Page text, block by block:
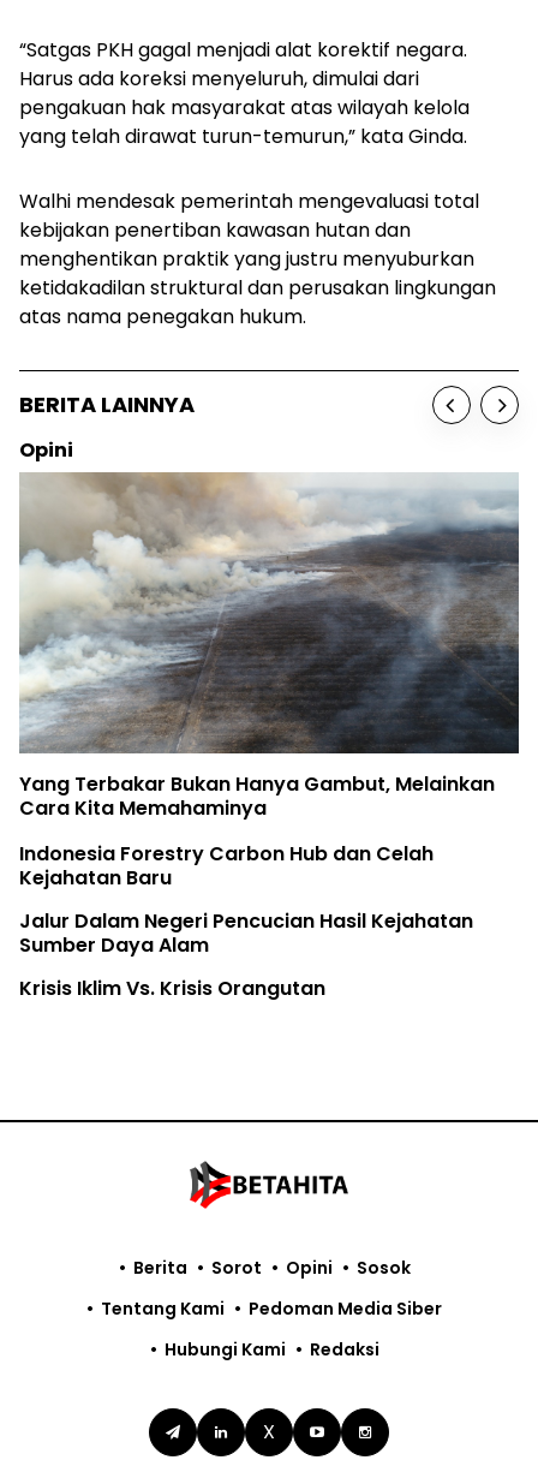
“Satgas PKH gagal menjadi alat korektif negara.
Harus ada koreksi menyeluruh, dimulai dari
pengakuan hak masyarakat atas wilayah kelola
yang telah dirawat turun-temurun,” kata Ginda.
Walhi mendesak pemerintah mengevaluasi total
kebijakan penertiban kawasan hutan dan
menghentikan praktik yang justru menyuburkan
ketidakadilan struktural dan perusakan lingkungan
atas nama penegakan hukum.
BERITA LAINNYA
Opini
Yang Terbakar Bukan Hanya Gambut, Melainkan
Cara Kita Memahaminya
Indonesia Forestry Carbon Hub dan Celah
Kejahatan Baru
Jalur Dalam Negeri Pencucian Hasil Kejahatan
Sumber Daya Alam
Krisis Iklim Vs. Krisis Orangutan
X
Berita Sorot Opini
Sosok
Tentang Kami
Pedoman Media Siber
Hubungi Kami
Redaksi